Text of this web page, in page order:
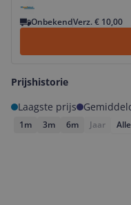
OnbekendVerz. € 10,00
Prijshistorie
Laagste prijs
1m 3m 6m Jaar